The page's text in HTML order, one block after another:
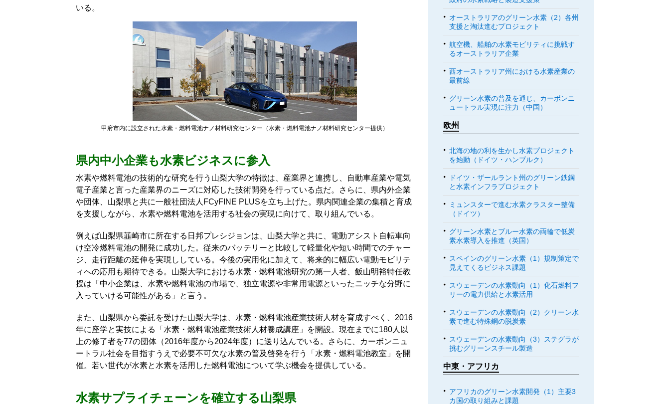
いる。
甲府市内に設立された水素・燃料電池ナノ材料研究センター（水素・燃料電池ナノ材料研究センター提供）
県内中小企業も水素ビジネスに参入
水素や燃料電池の技術的な研究を行う山梨大学の特徴は、産業界と連携し、自動車産業や電気
電子産業と言った産業界のニーズに対応した技術開発を行っている点だ。さらに、県内外企業
や団体、山梨県と共に一般社団法人FCyFINE PLUSを立ち上げた。県内関連企業の集積と育成
を支援しながら、水素や燃料電池を活用する社会の実現に向けて、取り組んでいる。
例えば山梨県韮崎市に所在する日邦プレシジョンは、山梨大学と共に、電動アシスト自転車向
け空冷燃料電池の開発に成功した。従来のバッテリーと比較して軽量化や短い時間でのチャー
ジ、走行距離の延伸を実現ししている。今後の実用化に加えて、将来的に幅広い電動モビリテ
ィへの応用も期待できる。山梨大学における水素・燃料電池研究の第一人者、飯山明裕特任教
授は「中小企業は、水素や燃料電池の市場で、独立電源や非常用電源といったニッチな分野に
入っていける可能性がある」と言う。
また、山梨県から委託を受けた山梨大学は、水素・燃料電池産業技術人材を育成すべく、2016
年に座学と実技による「水素・燃料電池産業技術人材養成講座」を開設。現在までに180人以
上の修了者を77の団体（2016年度から2024年度）に送り込んでいる。さらに、カーボンニュ
ートラル社会を目指すうえで必要不可欠な水素の普及啓発を行う「水素・燃料電池教室」を開
催。若い世代が水素と水素を活用した燃料電池について学ぶ機会を提供している。
水素サプライチェーンを確立する山梨県
オーストラリアのグリーン水素（2）各州
支援と淘汰進むプロジェクト
航空機、船舶の水素モビリティに挑戦す
るオーストラリア企業
西オーストラリア州における水素産業の
最前線
グリーン水素の普及を通じ、カーボンニ
ュートラル実現に注力（中国）
欧州
北海の地の利を生かし水素プロジェクト
を始動（ドイツ・ハンブルク）
ドイツ・ザールラント州のグリーン鉄鋼
と水素インフラプロジェクト
ミュンスターで進む水素クラスター整備
（ドイツ）
グリーン水素とブルー水素の両輪で低炭
素水素導入を推進（英国）
スペインのグリーン水素（1）規制策定で
見えてくるビジネス課題
スウェーデンの水素動向（1）化石燃料フ
リーの電力供給と水素活用
スウェーデンの水素動向（2）クリーン水
素で進む特殊鋼の脱炭素
スウェーデンの水素動向（3）ステグラが
挑むグリーンスチール製造
中東・アフリカ
アフリカのグリーン水素開発（1）主要3
カ国の取り組みと課題